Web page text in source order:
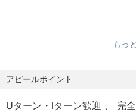
滋賀県立日野高等学校 などの
特別養護老人ホームなどの大
地域密着の医療クリニック
表彰制度
もっ
アピールポイント
Uターン・Iターン歓迎 完